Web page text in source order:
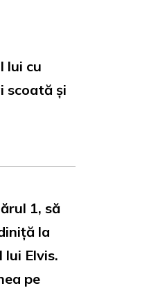
lui cu
scoată și
1, să
la
Elvis.
pe